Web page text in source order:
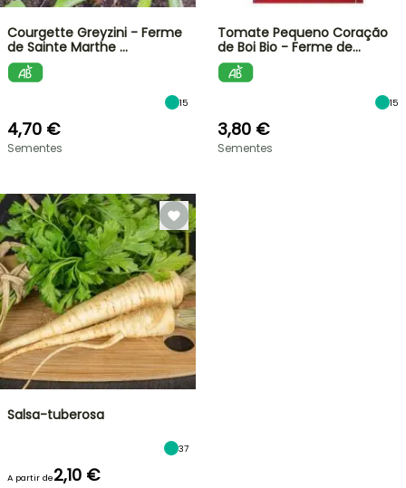
Courgette Greyzini - Ferme
de Sainte Marthe …
15
4,70 €
Sementes
Tomate Pequeno Coração
de Boi Bio - Ferme de…
15
3,80 €
Sementes
Salsa-tuberosa
37
A partir de2,10 €